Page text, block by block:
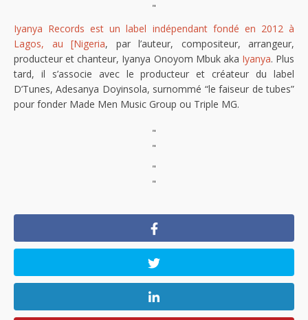
"
Iyanya Records est un label indépendant fondé en 2012 à
Lagos, au [Nigeria, par l’auteur, compositeur, arrangeur,
producteur et chanteur, Iyanya Onoyom Mbuk aka Iyanya. Plus
tard, il s’associe avec le producteur et créateur du label
D’Tunes, Adesanya Doyinsola, surnommé “le faiseur de tubes”
pour fonder Made Men Music Group ou Triple MG.
"
"
"
"